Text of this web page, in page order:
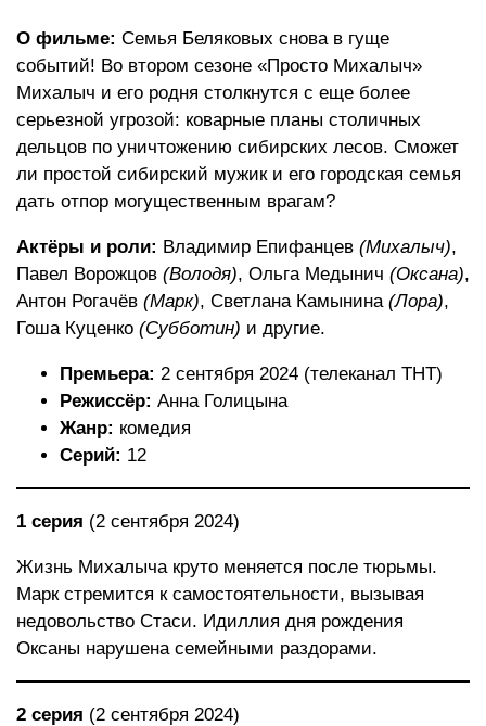
О фильме: Семья Беляковых снова в гуще
событий! Во втором сезоне «Просто Михалыч»
Михалыч и его родня столкнутся с еще более
серьезной угрозой: коварные планы столичных
дельцов по уничтожению сибирских лесов. Сможет
ли простой сибирский мужик и его городская семья
дать отпор могущественным врагам?
Актёры и роли: Владимир Епифанцев (Михалыч),
Павел Ворожцов (Володя), Ольга Медынич (Оксана),
Антон Рогачёв (Марк), Светлана Камынина (Лора),
Гоша Куценко (Субботин) и другие.
Премьера: 2 сентября 2024 (телеканал ТНТ)
Режиссёр: Анна Голицына
Жанр: комедия
Серий: 12
1 серия (2 сентября 2024)
Жизнь Михалыча круто меняется после тюрьмы.
Марк стремится к самостоятельности, вызывая
недовольство Стаси. Идиллия дня рождения
Оксаны нарушена семейными раздорами.
2 серия (2 сентября 2024)